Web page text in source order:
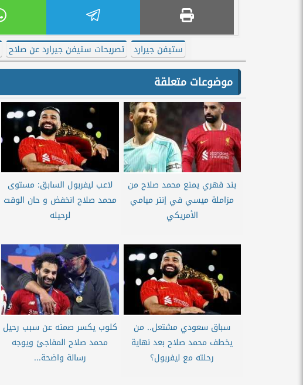
ستيفن جيرارد تصريحات ستيفن جيرارد عن صلاح
موضوعات متعلقة
بند قهري يمنع محمد صلاح من
مزاملة ميسي في إنتر ميامي
الأمريكي
لاعب ليفربول السابق: مستوى
محمد صلاح انخفض و حان الوقت
لرحيله
سباق سعودي مشتعل.. من
يخطف محمد صلاح بعد نهاية
رحلته مع ليفربول؟
كلوب يكسر صمته عن سبب رحيل
محمد صلاح المفاجئ ويوجه
رسالة واضحة...